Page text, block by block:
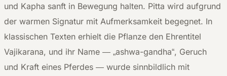
und Kapha sanft in Bewegung halten. Pitta wird aufgrund
der warmen Signatur mit Aufmerksamkeit begegnet. In
klassischen Texten erhielt die Pflanze den Ehrentitel
Vajikarana, und ihr Name — „ashwa-gandha“, Geruch
und Kraft eines Pferdes — wurde sinnbildlich mit